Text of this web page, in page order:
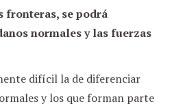
fronteras, se podrá
normales y las fuerzas
difícil la de diferenciar
y los que forman parte